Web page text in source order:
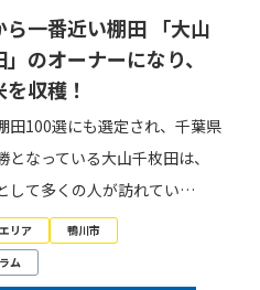
ら一番近い棚田 「大山
のオーナーになり、
収穫！
田100選にも選定され、千葉県
となっている大山千枚田は、
して多くの人が訪れてい…
リア
鴨川市
ム